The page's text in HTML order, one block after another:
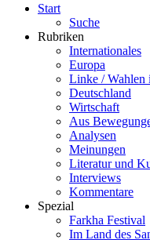
Start
Suche
Rubriken
Internationales
Europa
Linke / Wahlen
Deutschland
Wirtschaft
Aus
Analysen
Meinungen
Literatur und
Interviews
Kommentare
Spezial
Farkha Festival
Im Land des